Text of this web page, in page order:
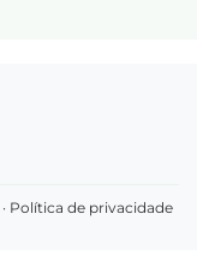
· Política de privacidade